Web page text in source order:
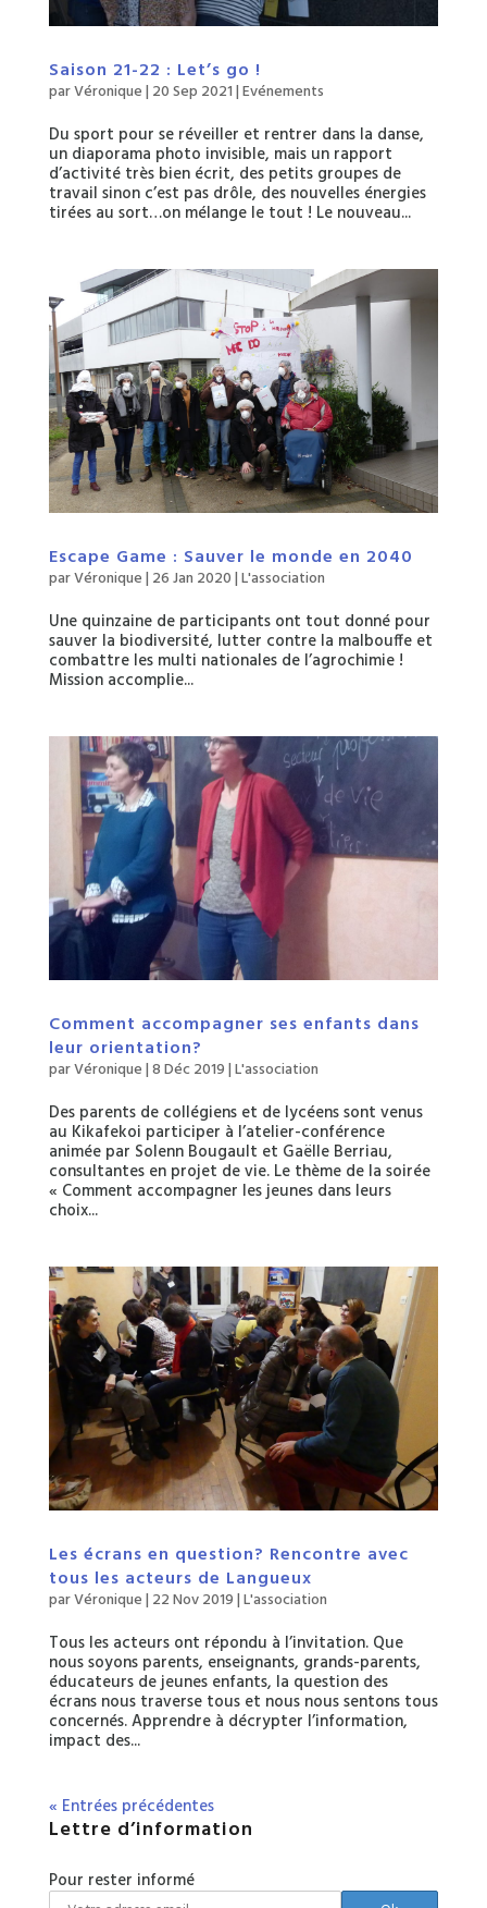
Saison 21-22 : Let’s go !
parVéronique| 20 Sep 2021|Evénements
Du sport pour se réveiller et rentrer dans la danse,
un diaporama photo invisible, mais un rapport
d’activité très bien écrit, des petits groupes de
travail sinon c’est pas drôle, des nouvelles énergies
tirées au sort…on mélange le tout ! Le nouveau...
Escape Game : Sauver le monde en 2040
parVéronique| 26 Jan 2020|L'association
Une quinzaine de participants ont tout donné pour
sauver la biodiversité, lutter contre la malbouffe et
combattre les multi nationales de l’agrochimie !
Mission accomplie...
Comment accompagner ses enfants dans
leur orientation?
parVéronique|8 Déc 2019|L'association
Des parents de collégiens et de lycéens sont venus
au Kikafekoi participer à l’atelier-conférence
animée par Solenn Bougault et Gaëlle Berriau,
consultantes en projet de vie. Le thème de la soirée
« Comment accompagner les jeunes dans leurs
choix...
Les écrans en question? Rencontre avec
tous les acteurs de Langueux
parVéronique| 22 Nov 2019|L'association
Tous les acteurs ont répondu à l’invitation. Que
nous soyons parents, enseignants, grands-parents,
éducateurs de jeunes enfants, la question des
écrans nous traverse tous et nous nous sentons tous
concernés. Apprendre à décrypter l’information,
impact des...
« Entrées précédentes
Lettre d’information
Pour rester informé